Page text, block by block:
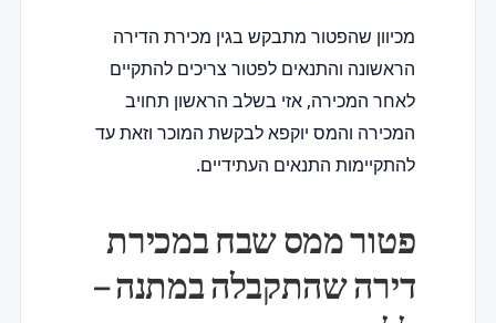
מכיוון שהפטור מתבקש בגין מכירת הדירה
הראשונה והתנאים לפטור צריכים להתקיים
לאחר המכירה, אזי בשלב הראשון תחויב
המכירה והמס יוקפא לבקשת המוכר וזאת עד
להתקיימות התנאים העתידיים.
פטור ממס שבח במכירת
דירה שהתקבלה במתנה –